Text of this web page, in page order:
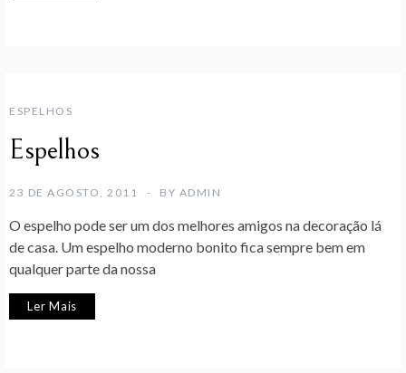
ESPELHOS
Espelhos
23 DE AGOSTO, 2011 BY ADMIN
O espelho pode ser um dos melhores amigos na decoração lá
de casa. Um espelho moderno bonito fica sempre bem em
qualquer parte da nossa
Ler Mais